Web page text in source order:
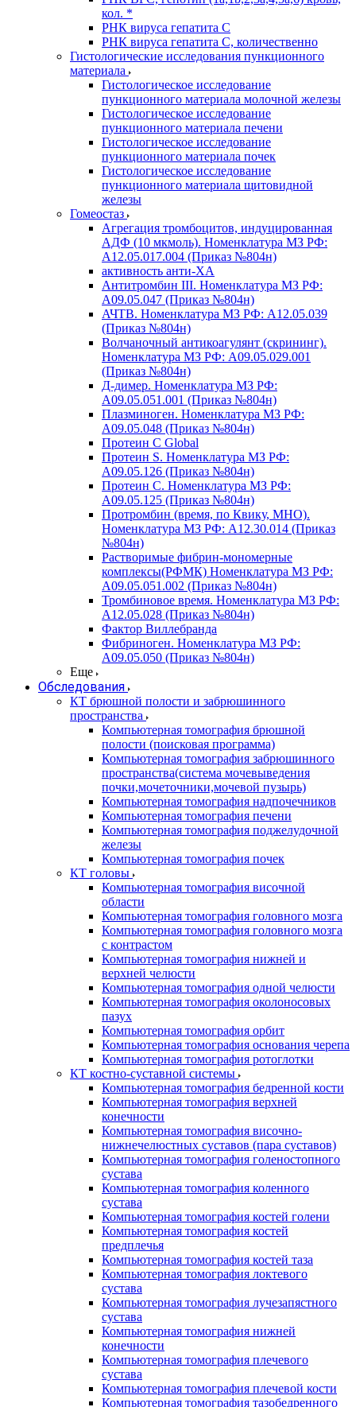
кол. *
РНК вируса гепатита C
РНК вируса гепатита C, количественно
Гистологические исследования пункционного
материала
Гистологическое исследование
пункционного материала молочной железы
Гистологическое исследование
пункционного материала печени
Гистологическое исследование
пункционного материала почек
Гистологическое исследование
пункционного материала щитовидной
железы
Гомеостаз
Агрегация тромбоцитов, индуцированная
АДФ (10 мкмоль). Номенклатура МЗ РФ:
A12.05.017.004 (Приказ №804н)
активность анти-ХА
Антитромбин III. Номенклатура МЗ РФ:
A09.05.047 (Приказ №804н)
АЧТВ. Номенклатура МЗ РФ: A12.05.039
(Приказ №804н)
Волчаночный антикоагулянт (скрининг).
Номенклатура МЗ РФ: A09.05.029.001
(Приказ №804н)
Д-димер. Номенклатура МЗ РФ:
A09.05.051.001 (Приказ №804н)
Плазминоген. Номенклатура МЗ РФ:
A09.05.048 (Приказ №804н)
Протеин C Global
Протеин S. Номенклатура МЗ РФ:
A09.05.126 (Приказ №804н)
Протеин С. Номенклатура МЗ РФ:
A09.05.125 (Приказ №804н)
Протромбин (время, по Квику, МНО).
Номенклатура МЗ РФ: A12.30.014 (Приказ
№804н)
Растворимые фибрин-мономерные
комплексы(РФМК) Номенклатура МЗ РФ:
A09.05.051.002 (Приказ №804н)
Тромбиновое время. Номенклатура МЗ РФ:
A12.05.028 (Приказ №804н)
Фактор Виллебранда
Фибриноген. Номенклатура МЗ РФ:
A09.05.050 (Приказ №804н)
Еще
Обследования
КТ брюшной полости и забрюшинного
пространства
Компьютерная томография брюшной
полости (поисковая программа)
Компьютерная томография забрюшинного
пространства(система мочевыведения
почки,мочеточники,мочевой пузырь)
Компьютерная томография надпочечников
Компьютерная томография печени
Компьютерная томография поджелудочной
железы
Компьютерная томография почек
КТ головы
Компьютерная томография височной
области
Компьютерная томография головного мозга
Компьютерная томография головного мозга
с контрастом
Компьютерная томография нижней и
верхней челюсти
Компьютерная томография одной челюсти
Компьютерная томография околоносовых
пазух
Компьютерная томография орбит
Компьютерная томография основания черепа
Компьютерная томография ротоглотки
КТ костно-суставной системы
Компьютерная томография бедренной кости
Компьютерная томография верхней
конечности
Компьютерная томография височно-
нижнечелюстных суставов (пара суставов)
Компьютерная томография голеностопного
сустава
Компьютерная томография коленного
сустава
Компьютерная томография костей голени
Компьютерная томография костей
предплечья
Компьютерная томография костей таза
Компьютерная томография локтевого
сустава
Компьютерная томография лучезапястного
сустава
Компьютерная томография нижней
конечности
Компьютерная томография плечевого
сустава
Компьютерная томография плечевой кости
Компьютерная томография тазобедренного